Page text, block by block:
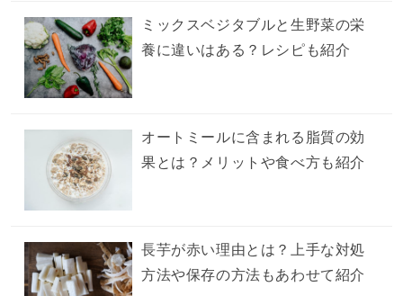
ミックスベジタブルと生野菜の栄
養に違いはある？レシピも紹介
オートミールに含まれる脂質の効
果とは？メリットや食べ方も紹介
長芋が赤い理由とは？上手な対処
方法や保存の方法もあわせて紹介